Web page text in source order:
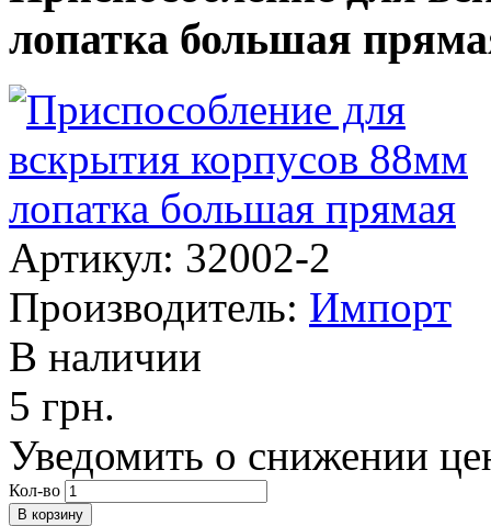
лопатка большая
Артикул: 32002-2
Производитель: Импорт
В наличии
5 грн.
Уведомить о снижении
Кол-во